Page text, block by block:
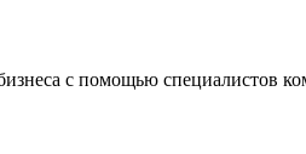
с помощью специалистов